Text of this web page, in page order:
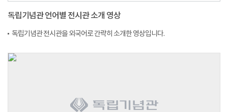
독립기념관 언어별 전시관 소개 영상
독립기념관 전시관을 외국어로 간략히 소개한 영상입니다.